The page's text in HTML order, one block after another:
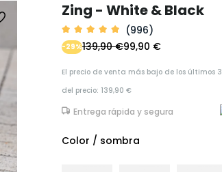
Zing - White & Black
(996)
99,90 €
-29%139,90 €
El precio de venta más bajo de los últimos
del precio: 139,90 €
Entrega rápida y segura
Color / sombra